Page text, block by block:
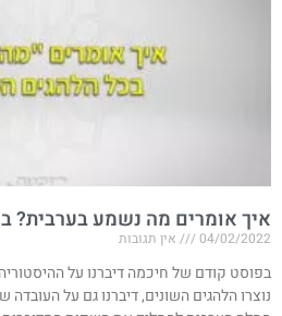
איך אומרים מה נשמע בערבית?
04/02/2022 אין תגובות
בפוסט קודם של חיכמה דיברנו על
נוצרו הלהגים השונים, דיברנו גם על